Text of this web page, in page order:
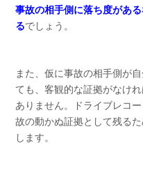
事故の相手側に落ち度があ
るでしょう。
また、仮に事故の相手側が
ても、客観的な証拠がなけ
ありません。ドライブレコ
故の動かぬ証拠として残る
します。